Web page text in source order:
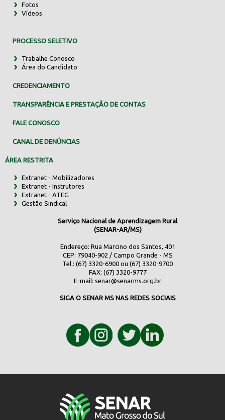
Fotos
Vídeos
PROCESSO SELETIVO
Trabalhe Conosco
Área do Candidato
CREDENCIAMENTO
TRANSPARÊNCIA E PRESTAÇÃO DE CONTAS
FALE CONOSCO
CANAL DE DENÚNCIAS
ÁREA RESTRITA
Extranet - Mobilizadores
Extranet - Instrutores
Extranet - ATEG
Gestão Sindical
Serviço Nacional de Aprendizagem Rural
(SENAR-AR/MS)
Endereço: Rua Marcino dos Santos, 401
CEP: 79040-902 / Campo Grande - MS
Tel.: (67) 3320-6900 ou (67) 3320-9700
FAX: (67) 3320-9777
E-mail: senar@senarms.org.br
SIGA O SENAR MS NAS REDES SOCIAIS